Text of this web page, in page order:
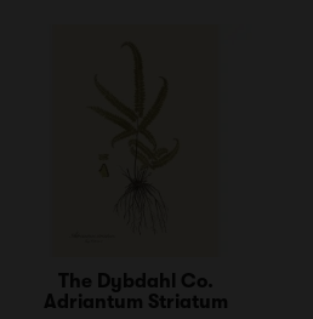
The Dybdahl Co.
Adriantum Striatum